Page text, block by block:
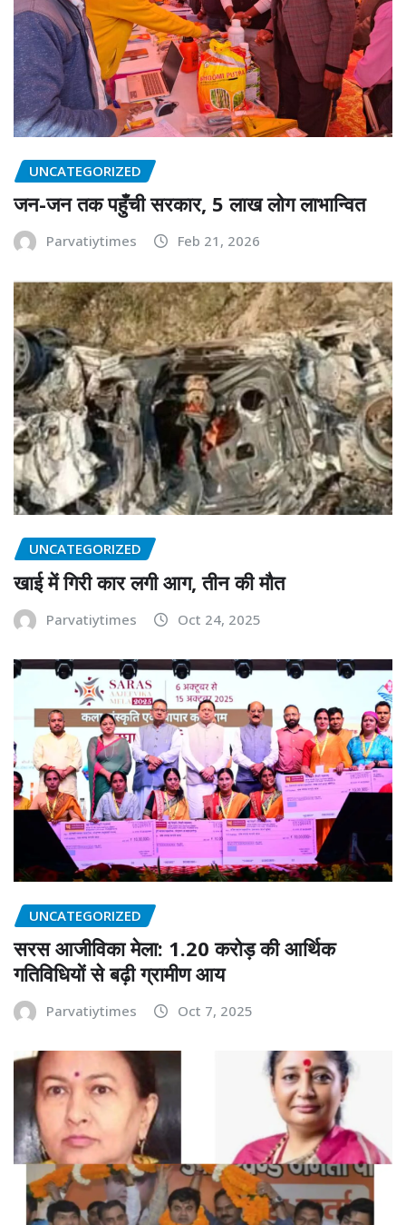
UNCATEGORIZED
जन-जन तक पहुँची सरकार, 5 लाख लोग लाभान्वित
Parvatiytimes Feb 21, 2026
UNCATEGORIZED
खाई में गिरी कार लगी आग, तीन की मौत
Parvatiytimes Oct 24, 2025
UNCATEGORIZED
सरस आजीविका मेला: 1.20 करोड़ की आर्थिक
गतिविधियों से बढ़ी ग्रामीण आय
Parvatiytimes Oct 7, 2025